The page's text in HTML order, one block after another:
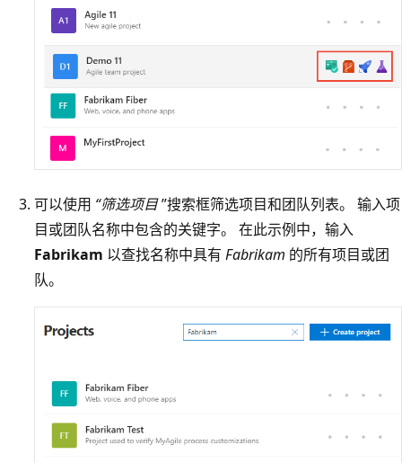
可以使用 “筛选项目”搜索框筛选项目和团队列表。 输入项
目或团队名称中包含的关键字。 在此示例中，输入
Fabrikam 以查找名称中具有 Fabrikam 的所有项目或团
队。